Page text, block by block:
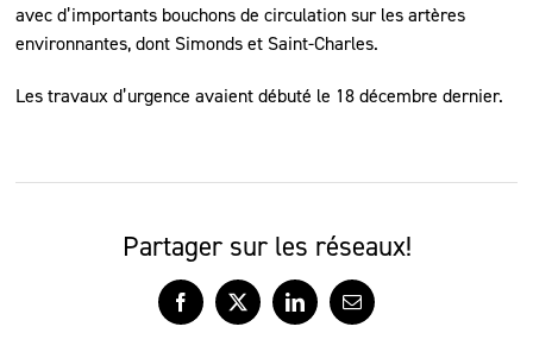
avec d’importants bouchons de circulation sur les artères
environnantes, dont Simonds et Saint-Charles.
Les travaux d’urgence avaient débuté le 18 décembre dernier.
Partager sur les réseaux!
Facebook
X LinkedInCourriel